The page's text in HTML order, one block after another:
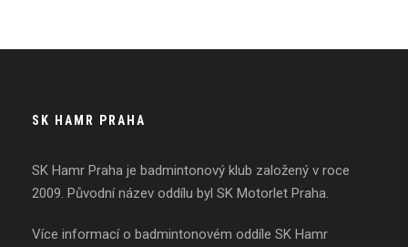
SK HAMR PRAHA
SK Hamr Praha je badmintonový klub založený v roce
2009. Původní název oddílu byl SK Motorlet Praha.
Více informací o badmintonovém oddíle SK Hamr